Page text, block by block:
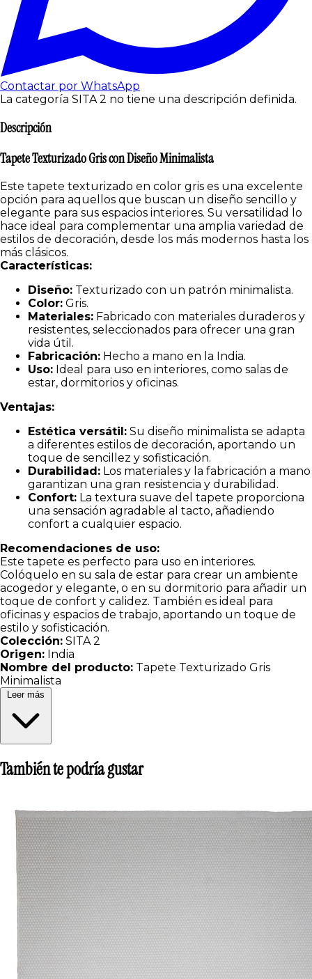
Contactar por WhatsApp
La categoría SITA 2 no tiene una descripción definida.
Descripción
Tapete Texturizado Gris con Diseño Minimalista
Este tapete texturizado en color gris es una excelente
opción para aquellos que buscan un diseño sencillo y
elegante para sus espacios interiores. Su versatilidad lo
hace ideal para complementar una amplia variedad de
estilos de decoración, desde los más modernos hasta los
más clásicos.
Características:
Diseño: Texturizado con un patrón minimalista.
Color: Gris.
Materiales: Fabricado con materiales duraderos y
resistentes, seleccionados para ofrecer una gran
vida útil.
Fabricación: Hecho a mano en la India.
Uso: Ideal para uso en interiores, como salas de
estar, dormitorios y oficinas.
Ventajas:
Estética versátil: Su diseño minimalista se adapta
a diferentes estilos de decoración, aportando un
toque de sencillez y sofisticación.
Durabilidad: Los materiales y la fabricación a mano
garantizan una gran resistencia y durabilidad.
Confort: La textura suave del tapete proporciona
una sensación agradable al tacto, añadiendo
confort a cualquier espacio.
Recomendaciones de uso:
Este tapete es perfecto para uso en interiores.
Colóquelo en su sala de estar para crear un ambiente
acogedor y elegante, o en su dormitorio para añadir un
toque de confort y calidez. También es ideal para
oficinas y espacios de trabajo, aportando un toque de
estilo y sofisticación.
Colección: SITA 2
Origen: India
Nombre del producto: Tapete Texturizado Gris
Minimalista
Leer más
También te podría gustar